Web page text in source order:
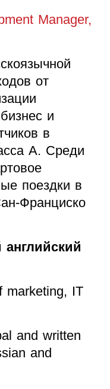
Manager,
от
и
в
А. Среди
поездки в
Франциско
marketing, IT
and written
and